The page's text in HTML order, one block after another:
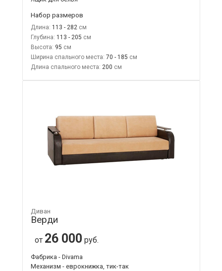
Набор размеров
Длина: 113 - 282
Глубина: 113 - 205
Высота: 95
Ширина спального места: 70 - 185
Длина спального места: 200
Диван
Верди
от 26 000 руб.
Фабрика - Divama
Механизм - еврокнижка, тик-так